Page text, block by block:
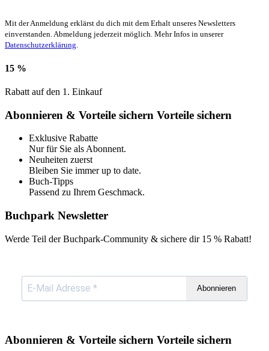
Mit der Anmeldung erklärst du dich mit dem Erhalt unseres Newsletters
einverstanden. Abmeldung jederzeit möglich. Mehr Infos in unserer
Datenschutzerklärung.
15 %
Rabatt auf den 1. Einkauf
Abonnieren & Vorteile sichern Vorteile sichern
Exklusive Rabatte
Nur für Sie als Abonnent.
Neuheiten zuerst
Bleiben Sie immer up to date.
Buch-Tipps
Passend zu Ihrem Geschmack.
Buchpark Newsletter
Werde Teil der Buchpark-Community & sichere dir 15 % Rabatt!
Abonnieren
Abonnieren & Vorteile sichern Vorteile sichern